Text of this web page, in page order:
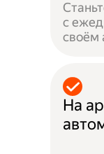
с
своём
На